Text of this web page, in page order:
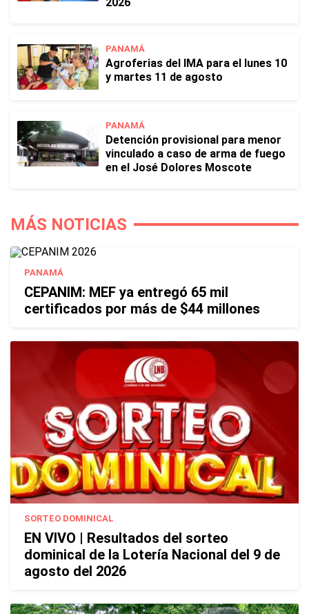
PANAMÁ
Agroferias del IMA para el lunes 10
y martes 11 de agosto
PANAMÁ
Detención provisional para menor
vinculado a caso de arma de fuego
en el José Dolores Moscote
MÁS NOTICIAS
PANAMÁ
CEPANIM: MEF ya entregó 65 mil
certificados por más de $44 millones
SORTEO DOMINICAL
EN VIVO | Resultados del sorteo
dominical de la Lotería Nacional del 9 de
agosto del 2026